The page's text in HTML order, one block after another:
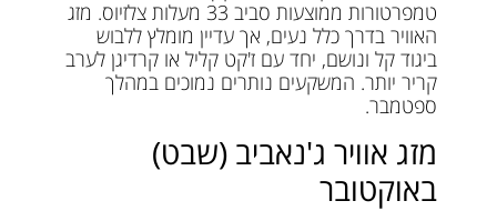
טמפרטורות ממוצעות סביב 33 מעלות צלזיוס. מזג
האוויר בדרך כלל נעים, אך עדיין מומלץ ללבוש
ביגוד קל ונושם, יחד עם ז'קט קליל או קרדיגן לערב
קריר יותר. המשקעים נותרים נמוכים במהלך
ספטמבר.
מזג אוויר ג'נאביב (שבט)
באוקטובר